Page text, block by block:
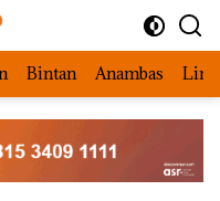
Bintan Anambas